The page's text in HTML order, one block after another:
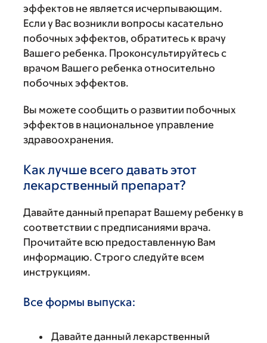
эффектов не является исчерпывающим.
Если у Вас возникли вопросы касательно
побочных эффектов, обратитесь к врачу
Вашего ребенка. Проконсультируйтесь с
врачом Вашего ребенка относительно
побочных эффектов.
Вы можете сообщить о развитии побочных
эффектов в национальное управление
здравоохранения.
Как лучше всего давать этот
лекарственный препарат?
Давайте данный препарат Вашему ребенку в
соответствии с предписаниями врача.
Прочитайте всю предоставленную Вам
информацию. Строго следуйте всем
инструкциям.
Все формы выпуска:
Давайте данный лекарственный